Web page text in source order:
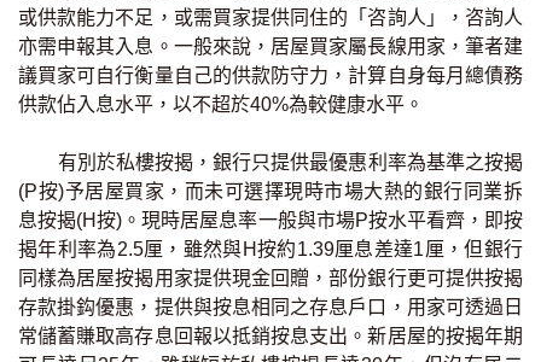
按揭全面睇
新聞/研究
按市新聞
統計數據庫
按揭快趣智識
或供款能力不足，或需買家提供同住的「咨詢人」，咨詢人
亦需申報其入息。一般來說，居屋買家屬長線用家，筆者建
議買家可自行衡量自己的供款防守力，計算自身每月總債務
供款佔入息水平，以不超於40%為較健康水平。
有別於私樓按揭，銀行只提供最優惠利率為基準之按揭
(P按)予居屋買家，而未可選擇現時市場大熱的銀行同業拆
息按揭(H按)。現時居屋息率一般與市場P按水平看齊，即按
揭年利率為2.5厘，雖然與H按約1.39厘息差達1厘，但銀行
同樣為居屋按揭用家提供現金回贈，部份銀行更可提供按揭
存款掛鈎優惠，提供與按息相同之存息戶口，用家可透過日
常儲蓄賺取高存息回報以抵銷按息支出。新居屋的按揭年期